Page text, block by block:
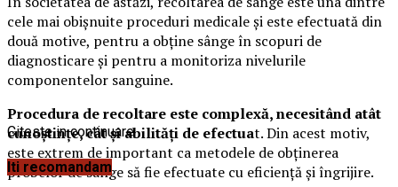
cele mai obișnuite proceduri medicale și este efectuată din
două motive, pentru a obține sânge în scopuri de
diagnosticare și pentru a monitoriza nivelurile
componentelor sanguine.
Procedura de recoltare este complexă, necesitând atât
cunoștințe, cât și abilități de efectuat. Din acest motiv,
este extrem de important ca metodele de obținerea
probelor de sânge să fie efectuate cu eficiență și îngrijire.
Citeste in continuare
Iti recomandam